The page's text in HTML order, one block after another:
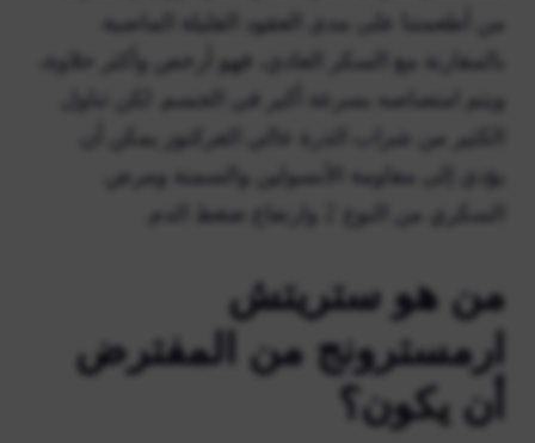
من أطعمتنا على مدى العقود القليلة الماضية.
بالمقارنة مع السكر العادي، فهو أرخص وأكثر حلاوة،
ويتم امتصاصه بسرعة أكبر في الجسم. لكن تناول
الكثير من شراب الذرة عالي الفركتوز يمكن أن
يؤدي إلى مقاومة الأنسولين والسمنة ومرض
السكري من النوع 2 وارتفاع ضغط الدم.
من هو ستريتش
ارمسترونج من المفترض
أن يكون؟